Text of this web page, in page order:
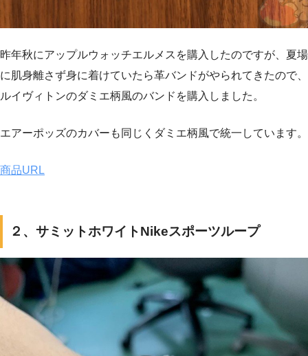
昨年秋にアップルウォッチエルメスを購入したのですが、夏場
に肌身離さず身に着けていたら革バンドがやられてきたので、
ルイヴィトンのダミエ柄風のバンドを購入しました。
エアーポッズのカバーも同じくダミエ柄風で統一しています。
商品URL
２、サミットホワイトNikeスポーツループ